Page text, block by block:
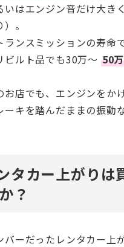
いはエンジン音だけ大き
。
ランスミッションの寿命で
ビルト品でも30万〜 50
お店でも、エンジンをか
ーキを踏んだままの振動
タカー上がりは
？
バーだったレンタカー上